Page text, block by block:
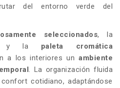
del entorno verde del
seleccionados, la
la paleta cromática
a los interiores un ambiente
. La organización fluida
cotidiano, adaptándose